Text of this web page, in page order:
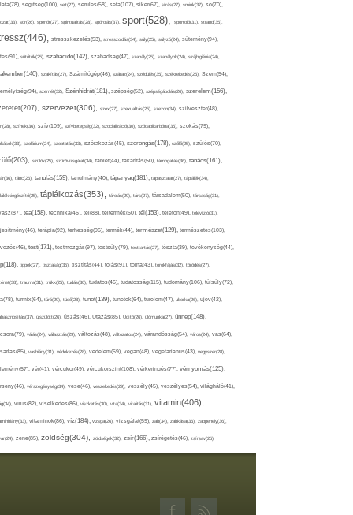
segítség(100), sejt(27), sérülés(58), séta(107), siker(67), sírás(27), smink(37), só(70),
sör(26), spenót(27), spiritualitás(28), spórolás(37), sport(528), sportoló(31), strand(35),
stresszkezelés(53), stresszoldás(34), súly(25), súlyzó(24), sütemény(94),
sütőtök(25), szabadidő(142), szabadság(47), szabály(25), szabályok(24), szájhigiénia(24),
szakítás(27), Számítógép(46), száraz(24), szédülés(35), székrekedés(25), Szem(54),
szemét(32), Szénhidrát(181), szépség(52), szépségápolás(26), szerelem(156),
szervezet(306), szex(27), szexualitás(25), szezon(34), szilveszter(48),
színek(36), szív(109), szívbetegség(32), szocializáció(30), szódabikarbóna(35), szokás(79),
szolárium(24), szoptatás(33), szórakozás(45), szorongás(178), szőlő(25), szülés(70),
szülők(25), szűrővizsgálat(34), tablet(44), takarítás(50), támogatás(36), tanács(161),
tánc(26), tanulás(159), tanulmány(40), tápanyag(181), tapasztalat(27), táplálék(34),
táplálkozás(353), tárolás(29), társ(27), társadalom(50), társaság(31),
tea(158), technika(46), tej(88), tejtermék(60), tél(153), telefon(49), televízió(31),
terápia(92), terhesség(96), termék(44), természet(129), természetes(103),
test(171), testmozgás(97), testsúly(79), testtartás(27), tészta(39), tevékenység(44),
tippek(27), tisztaság(35), tisztítás(44), tojás(91), torna(43), torokfájás(32), törődés(27),
trauma(31), trükk(25), tudás(30), tudatos(46), tudatosság(115), tudomány(106), túlsúly(72),
turmix(64), túró(29), tüdő(28), tünet(139), tünetek(64), türelem(47), uborka(26), újév(42),
újszülött(26), úszás(46), Utazás(85), Üdítő(26), ülőmunka(27), ünnep(148),
válás(24), választás(29), változás(48), változatos(24), várandósság(54), város(24), vas(64),
vashiány(31), védekezés(28), védelem(59), vegán(48), vegetáriánus(43), vegyszer(28),
vér(41), vércukor(49), vércukorszint(108), vérkeringés(77), vérnyomás(125),
vérszegénység(34), vese(46), veszekedés(29), veszély(45), veszélyes(54), világháló(41),
vírus(82), viselkedés(86), viszketés(30), vita(34), vitalitás(31), vitamin(406),
vitaminok(86), víz(184), vizsga(26), vizsgálat(59), zab(34), zabkása(36), zabpehely(36),
zene(85), zöldség(304), zöldségek(32), zsír(166), zsírégetés(46), zsírsav(25)